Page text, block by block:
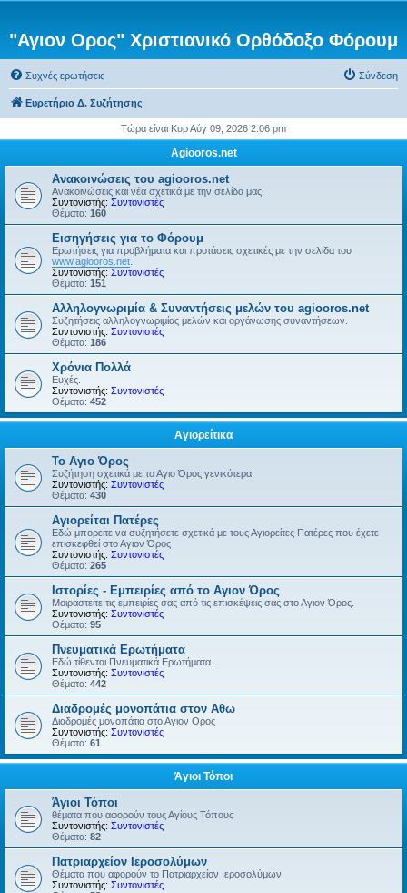
"Αγιον Ορος" Χριστιανικό Ορθόδοξο Φόρουμ
Συχνές ερωτήσεις Σύνδεση
Ευρετήριο Δ. Συζήτησης
Τώρα είναι Κυρ Αύγ 09, 2026 2:06 pm
Agiooros.net
Ανακοινώσεις του agiooros.net
Ανακοινώσεις και νέα σχετικά με την σελίδα μας.
Συντονιστής: Συντονιστές
Θέματα: 160
Εισηγήσεις για το Φόρουμ
Ερωτήσεις για προβλήματα και προτάσεις σχετικές με την σελίδα του
www.agiooros.net
Συντονιστής: Συντονιστές
Θέματα: 151
Αλληλογνωριμία & Συναντήσεις μελών του agiooros.net
Συζητήσεις αλληλογνωριμίας μελών και οργάνωσης συναντήσεων.
Συντονιστής: Συντονιστές
Θέματα: 186
Χρόνια Πολλά
Ευχές.
Συντονιστής: Συντονιστές
Θέματα: 452
Αγιορείτικα
Το Αγιο Όρος
Συζήτηση σχετικά με το Αγιο Όρος γενικότερα.
Συντονιστής: Συντονιστές
Θέματα: 430
Αγιορείται Πατέρες
Εδώ μπορείτε να συζητήσετε σχετικά με τους Αγιορείτες Πατέρες που έχετε
επισκεφθεί στο Αγιον Όρος
Συντονιστής: Συντονιστές
Θέματα: 265
Ιστορίες - Εμπειρίες από το Αγιον Όρος
Μοιραστείτε τις εμπειρίες σας από τις επισκέψεις σας στο Αγιον Όρος.
Συντονιστής: Συντονιστές
Θέματα: 95
Πνευματικά Ερωτήματα
Εδώ τίθενται Πνευματικά Ερωτήματα.
Συντονιστής: Συντονιστές
Θέματα: 442
Διαδρομές μονοπάτια στον Αθω
Διαδρομές μονοπάτια στο Αγιον Ορος
Συντονιστής: Συντονιστές
Θέματα: 61
Άγιοι Τόποι
Άγιοι Τόποι
θέματα που αφορούν τους Αγίους Τόπους
Συντονιστής: Συντονιστές
Θέματα: 82
Πατριαρχείον Ιεροσολύμων
Θέματα που αφορούν το Πατριαρχείον Ιεροσολύμων.
Συντονιστής: Συντονιστές